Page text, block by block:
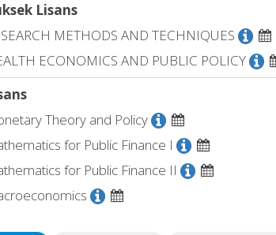
Lisans
METHODS AND TECHNIQUES
ECONOMICS AND PUBLIC POLICY
Theory and Policy
for Public Finance I
for Public Finance II